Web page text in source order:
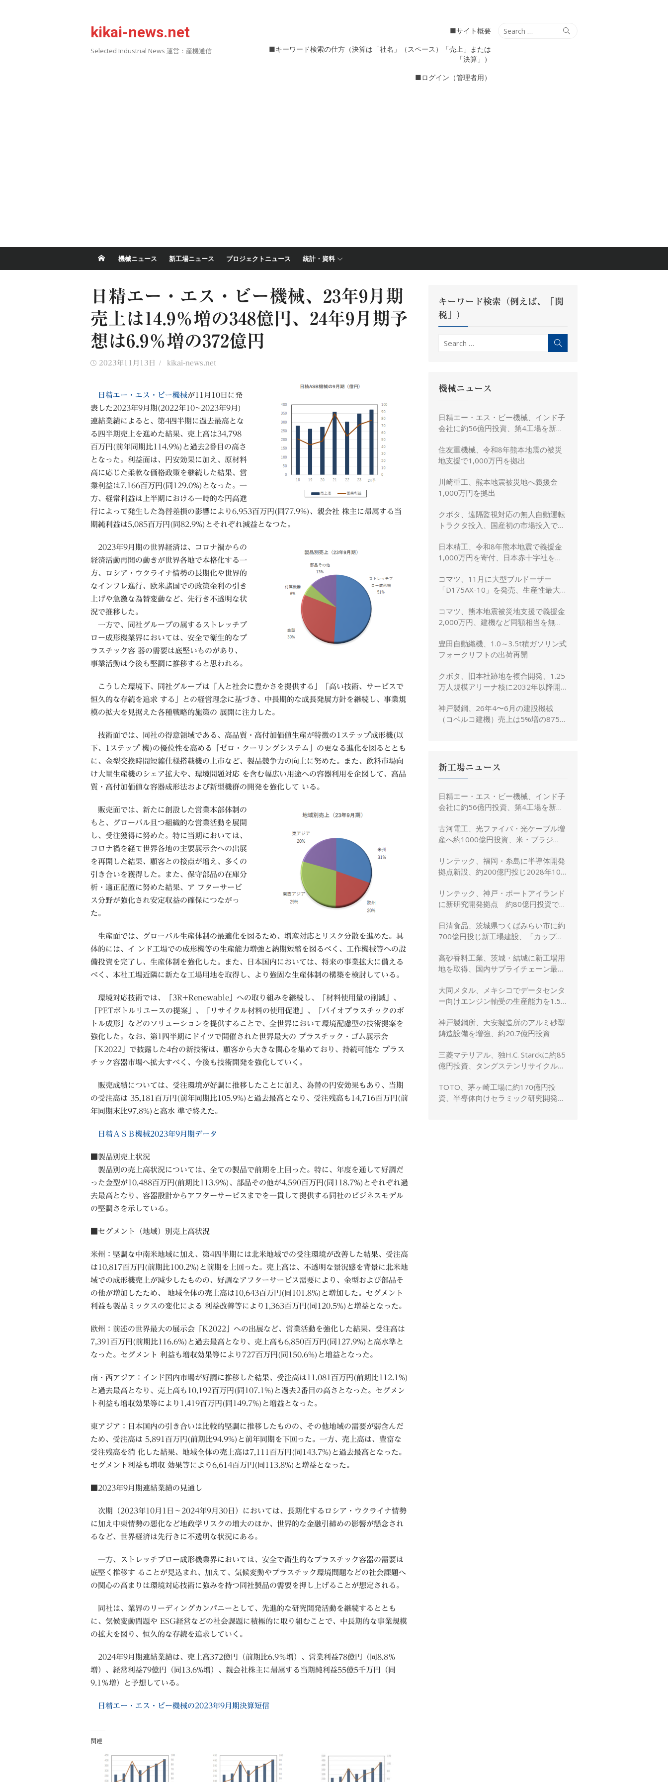
kikai-news.net
Selected Industrial News 運営：産機通信
Search
Search
■サイト概要
■キーワード検索の仕方（決算は「社名」（スペース）「売上」または
「決算」）
■ログイン（管理者用）
機械ニュース 新工場ニュース プロジェクトニュース 統計・資料
日精エー・エス・ビー機械、23年9月期
売上は14.9％増の348億円、24年9月期予
想は6.9％増の372億円
Posted
2023年11月13日 Author
kikai-news.net
日精エー・エス・ビー機械が11月10日に発
表した2023年9月期(2022年10~2023年9月)
連結業績によると、第4四半期に過去最高とな
る四半期売上を進めた結果、売上高は34,798
百万円(前年同期比114.9%)と過去2番目の高さ
となった。利益面は、円安効果に加え、原材料
高に応じた柔軟な価格政策を継続した結果、営
業利益は7,166百万円(同129.0%)となった。一
方、経常利益は上半期における一時的な円高進
行によって発生した為替差損の影響により6,953百万円(同77.9%)、親会社 株主に帰属する当
期純利益は5,085百万円(同82.9%)とそれぞれ減益となつた。
2023年9月期の世界経済は、コロナ禍からの
経済活動再開の動きが世界各地で本格化する一
方、ロシア・ウクライナ情勢の長期化や世界的
なインフレ進行、欧米諸国での政策金利の引き
上げや急激な為替変動など、先行き不透明な状
況で推移した。
一方で、同社グループの属するストレッチブ
ロー成形機業界においては、安全で衛生的なプ
ラスチック容 器の需要は底堅いものがあり、
事業活動は今後も堅調に推移すると思われる。
こうした環境下、同社グループは「人と社会に豊かさを提供する」「高い技術、サービスで
恒久的な存続を追求 する」との経営理念に基づき、中長期的な成長発展方針を継続し、事業規
模の拡大を見据えた各種戦略的施策の 展開に注力した。
技術面では、同社の得意領域である、高品質・高付加価値生産が特徴の1ステップ成形機(以
下、1ステップ 機)の優位性を高める「ゼロ・クーリングシステム」の更なる進化を図るととも
に、金型交換時間短縮仕様搭載機の上市など、製品競争力の向上に努めた。また、飲料市場向
け大量生産機のシェア拡大や、環境問題対応 を含む幅広い用途への容器利用を企図して、高品
質・高付加価値な容器成形法および新型機群の開発を強化して いる。
販売面では、新たに創設した営業本部体制の
もと、グローバル且つ組織的な営業活動を展開
し、受注獲得に努めた。特に当期においては、
コロナ禍を経て世界各地の主要展示会への出展
を再開した結果、顧客との接点が増え、多くの
引き合いを獲得した。また、保守部品の在庫分
析・適正配置に努めた結果、ア フターサービ
ス分野が強化され安定収益の確保につながっ
た。
生産面では、グローバル生産体制の最適化を図るため、増産対応とリスク分散を進めた。具
体的には、イ ンド工場での成形機等の生産能力増強と納期短縮を図るべく、工作機械等への設
備投資を完了し、生産体制を強化した。また、日本国内においては、将来の事業拡大に備える
べく、本社工場近隣に新たな工場用地を取得し、より強固な生産体制の構築を検討している。
環境対応技術では、「3R+Renewable」への取り組みを継続し、「材料使用量の削減」、
「PETボトルリユースの提案」、「リサイクル材料の使用促進」、「バイオプラスチックのボ
トル成形」などのソリューションを提供することで、全世界において環境配慮型の技術提案を
強化した。なお、第1四半期にドイツで開催された世界最大の プラスチック・ゴム展示会
「K2022」で披露した4台の新技術は、顧客から大きな関心を集めており、持続可能な プラス
チック容器市場へ拡大すべく、今後も技術開発を強化していく。
販売成績については、受注環境が好調に推移したことに加え、為替の円安効果もあり、当期
の受注高は 35,181百万円(前年同期比105.9%)と過去最高となり、受注残高も14,716百万円(前
年同期末比97.8%)と高水 準で終えた。
日精ＡＳＢ機械2023年9月期データ
■製品別売上状況
製品別の売上高状況については、全ての製品で前期を上回った。特に、年度を通して好調だ
った金型が10,488百万円(前期比113.9%)、部品その他が4,590百万円(同118.7%)とそれぞれ過
去最高となり、容器設計からアフターサービスまでを一貫して提供する同社のビジネスモデル
の堅調さを示している。
■セグメント（地域）別売上高状況
米州：堅調な中南米地域に加え、第4四半期には北米地域での受注環境が改善した結果、受注高
は10,817百万円(前期比100.2%)と前期を上回った。売上高は、不透明な景況感を背景に北米地
域での成形機売上が減少したものの、好調なアフターサービス需要により、金型および部品そ
の他が増加したため、 地域全体の売上高は10,643百万円(同101.8%)と増加した。セグメント
利益も製品ミックスの変化による 利益改善等により1,363百万円(同120.5%)と増益となった。
欧州：前述の世界最大の展示会「K2022」への出展など、営業活動を強化した結果、受注高は
7,391百万円(前期比116.6%)と過去最高となり、売上高も6,850百万円(同127.9%)と高水準と
なった。セグメント 利益も増収効果等により727百万円(同150.6%)と増益となった。
南・西アジア：インド国内市場が好調に推移した結果、受注高は11,081百万円(前期比112.1%)
と過去最高となり、売上高も10,192百万円(同107.1%)と過去2番目の高さとなった。セグメン
ト利益も増収効果等により1,419百万円(同149.7%)と増益となった。
東アジア：日本国内の引き合いは比較的堅調に推移したものの、その他地域の需要が弱含んだ
ため、受注高は 5,891百万円(前期比94.9%)と前年同期を下回った。一方、売上高は、豊富な
受注残高を消 化した結果、地域全体の売上高は7,111百万円(同143.7%)と過去最高となった。
セグメント利益も増収 効果等により6,614百万円(同113.8%)と増益となった。
■2023年9月期連結業績の見通し
次期（2023年10月1日～2024年9月30日）においては、長期化するロシア・ウクライナ情勢
に加え中東情勢の悪化など地政学リスクの増大のほか、世界的な金融引締めの影響が懸念され
るなど、世界経済は先行きに不透明な状況にある。
一方、ストレッチブロー成形機業界においては、安全で衛生的なプラスチック容器の需要は
底堅く推移す ることが見込まれ、加えて、気候変動やプラスチック環境問題などの社会課題へ
の関心の高まりは環境対応技術に強みを持つ同社製品の需要を押し上げることが想定される。
同社は、業界のリーディングカンパニーとして、先進的な研究開発活動を継続するととも
に、気候変動問題や ESG経営などの社会課題に積極的に取り組むことで、中長期的な事業規模
の拡大を図り、恒久的な存続を追求していく。
2024年9月期連結業績は、売上高372億円（前期比6.9％増）、営業利益78億円（同8.8％
増）、経常利益79億円（同13.6%増）、親会社株主に帰属する当期純利益55億5千万円（同
9.1％増）と予想している。
日精エー・エス・ビー機械の2023年9月期決算短信
関連
キーワード検索（例えば、「関
税」）
Search
機械ニュース
日精エー・エス・ビー機械、インド子
会社に約56億円投資、第4工場を新設
住友重機械、令和8年熊本地震の被災
地支援で1,000万円を拠出
川崎重工、熊本地震被災地へ義援金
1,000万円を拠出
クボタ、遠隔監視対応の無人自動運転
トラクタ投入、国産初の市場投入でス
日本精工、令和8年熊本地震で義援金
1,000万円を寄付、日本赤十字社を通
コマツ、11月に大型ブルドーザー
「D175AX-10」を発売、生産性最大
コマツ、熊本地震被災地支援で義援金
2,000万円、建機など同額相当を無償
豊田自動織機、1.0～3.5t積ガソリン式
フォークリフトの出荷再開
クボタ、旧本社跡地を複合開発、1.25
万人規模アリーナ核に2032年以降開
神戸製鋼、26年4〜6月の建設機械
（コベルコ建機）売上は5%増の875億
新工場ニュース
日精エー・エス・ビー機械、インド子
会社に約56億円投資、第4工場を新設
古河電工、光ファイバ・光ケーブル増
産へ約1000億円投資、米・ブラジ
リンテック、福岡・糸島に半導体開発
拠点新設、約200億円投じ2028年10
リンテック、神戸・ポートアイランド
に新研究開発拠点 約80億円投資で新
日清食品、茨城県つくばみらい市に約
700億円投じ新工場建設、「カップヌ
高砂香料工業、茨城・結城に新工場用
地を取得、国内サプライチェーン最適
大同メタル、メキシコでデータセンタ
ー向けエンジン軸受の生産能力を1.5
神戸製鋼所、大安製造所のアルミ砂型
鋳造設備を増強、約20.7億円投資
三菱マテリアル、独H.C. Starckに約85
億円投資、タングステンリサイクル能
TOTO、茅ヶ崎工場に約170億円投
資、半導体向けセラミック研究開発棟